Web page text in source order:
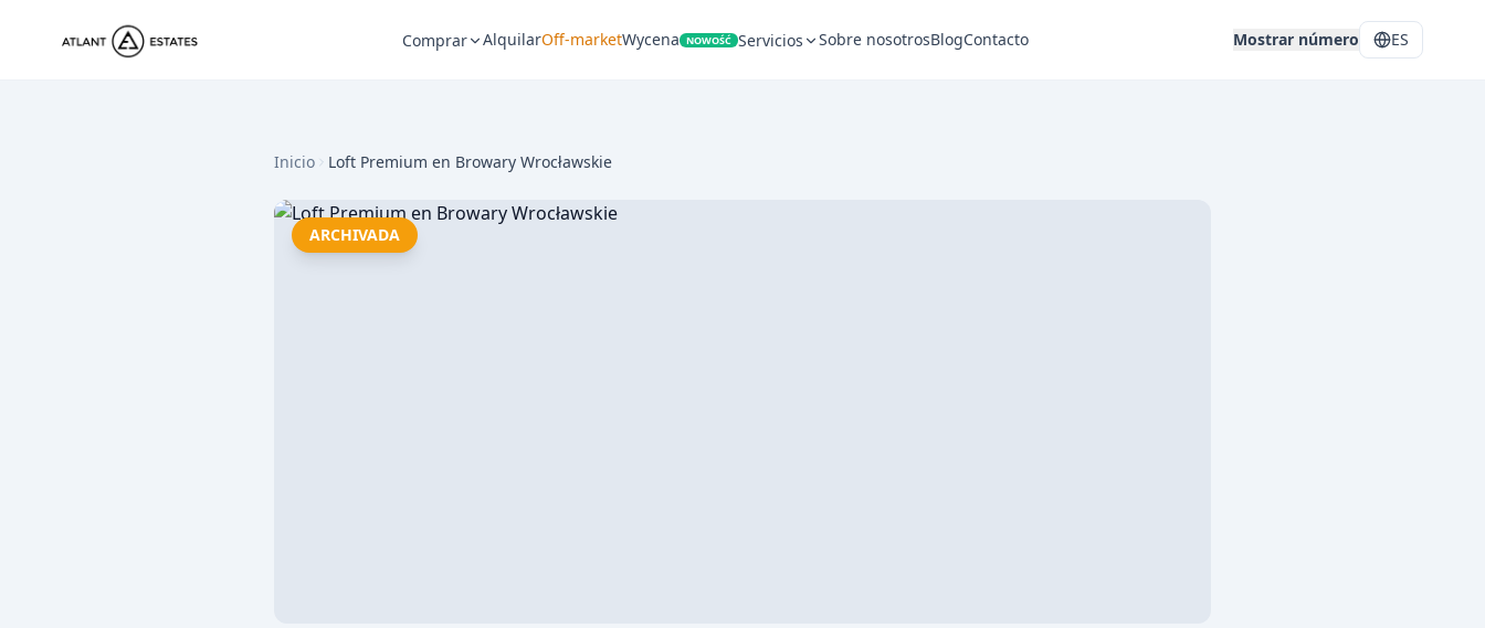
Comprar AlquilarOff-marketWycena NOWOŚĆ Servicios Sobre nosotrosBlogContacto Mostrar número ES
Inicio Loft Premium en Browary Wrocławskie
ARCHIVADA